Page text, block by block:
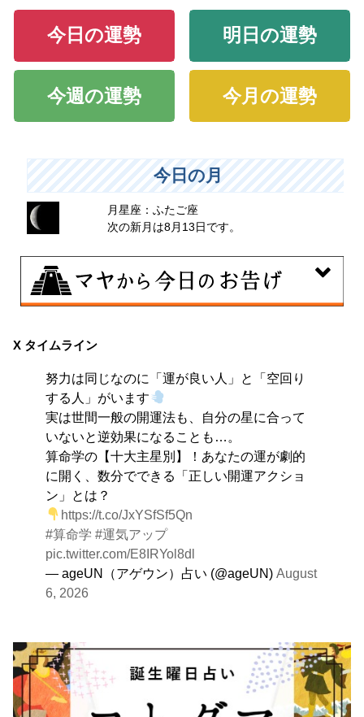
今日の運勢 明日の運勢
今週の運勢 今月の運勢
今日の月
月星座：ふたご座
次の新月は8月13日です。
興味のある分野で、熟練を志す日。なんとなくではな
す。
X タイムライン
努力は同じなのに「運が良い人」と「空回り
する人」がいます
実は世間一般の開運法も、自分の星に合って
いないと逆効果になることも…。
算命学の【十大主星別】！あなたの運が劇的
に開く、数分でできる「正しい開運アクショ
ン」とは？
https://t.co/JxYSfSf5Qn
#算命学 #運気アップ
pic.twitter.com/E8IRYol8dl
— ageUN（アゲウン）占い (@ageUN)August
6, 2026